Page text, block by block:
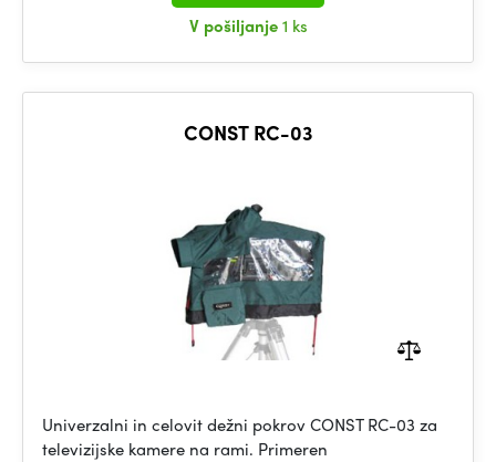
V pošiljanje1 ks
CONST RC-03
Univerzalni in celovit dežni pokrov CONST RC-03 za
televizijske kamere na rami. Primeren